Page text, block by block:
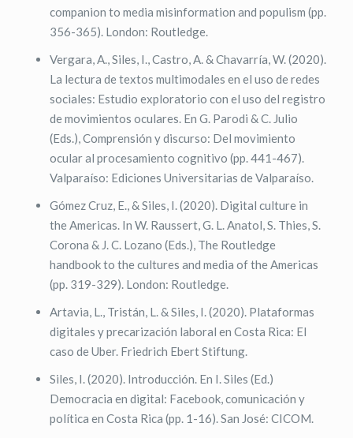
companion to media misinformation and populism (pp.
356-365). London: Routledge.
Vergara, A., Siles, I., Castro, A. & Chavarría, W. (2020).
La lectura de textos multimodales en el uso de redes
sociales: Estudio exploratorio con el uso del registro
de movimientos oculares. En G. Parodi & C. Julio
(Eds.), Comprensión y discurso: Del movimiento
ocular al procesamiento cognitivo (pp. 441-467).
Valparaíso: Ediciones Universitarias de Valparaíso.
Gómez Cruz, E., & Siles, I. (2020). Digital culture in
the Americas. In W. Raussert, G. L. Anatol, S. Thies, S.
Corona & J. C. Lozano (Eds.), The Routledge
handbook to the cultures and media of the Americas
(pp. 319-329). London: Routledge.
Artavia, L., Tristán, L. & Siles, I. (2020). Plataformas
digitales y precarización laboral en Costa Rica: El
caso de Uber. Friedrich Ebert Stiftung.
Siles, I. (2020). Introducción. En I. Siles (Ed.)
Democracia en digital: Facebook, comunicación y
política en Costa Rica (pp. 1-16). San José: CICOM.